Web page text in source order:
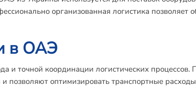
организованная логистика позволяет
в ОАЭ
точной координации логистических процессов.
оптимизировать транспортные